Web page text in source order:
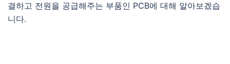
결하고 전원을 공급해주는 부품인 PCB에 대해 알아보겠습
니다.